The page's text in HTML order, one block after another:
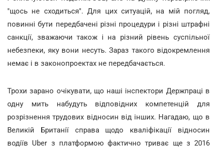
"щось не сходиться". Для цих ситуацій, на мій погляд,
повинні бути передбачені різні процедури і різні штрафні
санкції, зважаючи також і на різний рівень суспільної
небезпеки, яку вони несуть. Зараз такого відокремлення
немає і в законопроектах не передбачається.
Трохи зарано очікувати, що наші інспектори Держпраці в
одну мить набудуть відповідних компетенцій для
розрізнення трудових відносин від інших. Нагадаю, що в
Великій Британії справа щодо кваліфікації відносин
водіїв Uber з платформою фактично триває ще з 2016